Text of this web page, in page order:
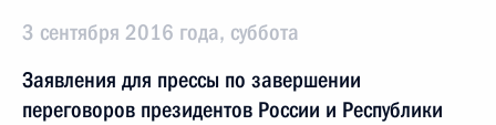
3 сентября 2016 года, суббота
Заявления для прессы по завершении
переговоров президентов России и Республики